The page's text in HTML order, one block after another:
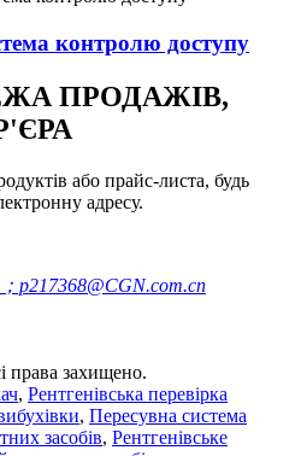
контролю доступу
ПРОДАЖІВ,
або прайс-листа, будь
адресу.
p217368@CGN.com.cn
права захищено.
, Рентгенівська перевірка
, Пересувна система
засобів, Рентгенівське